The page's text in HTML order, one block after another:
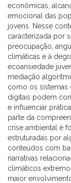
econômicas,
emocional das
jovens. Nesse
caracterizada por
preocupação,
climáticas e à
ecoansiedade
mediação
como os sistemas
digitais podem
e influenciar
parte da
crise ambiental é
estruturadas por
conteúdos com
narrativas
climáticos
maior